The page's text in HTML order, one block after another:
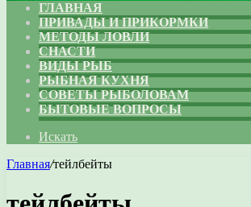
ГЛАВНАЯ
ПРИВАДЫ И ПРИКОРМКИ
МЕТОДЫ ЛОВЛИ
СНАСТИ
ВИДЫ РЫБ
РЫБНАЯ КУХНЯ
СОВЕТЫ РЫБОЛОВАМ
БЫТОВЫЕ ВОПРОСЫ
Искать
Главная/тейлбейты